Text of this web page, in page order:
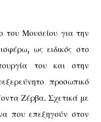
του Μουσείου για την
ως ειδικός στο
του και στην
προσωπικό
Ζέρβα. Σχετικά με
που επεξηγούν στον